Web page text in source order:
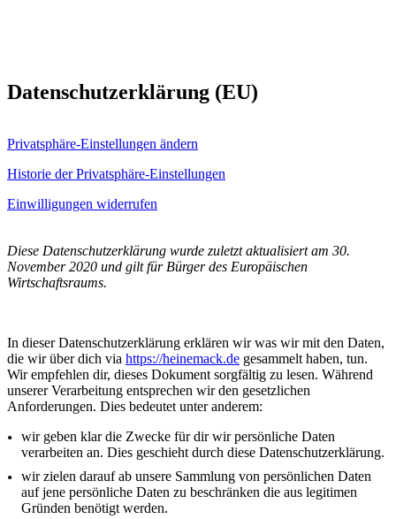
Datenschutzerklärung (EU)
Privatsphäre-Einstellungen ändern
Historie der Privatsphäre-Einstellungen
Einwilligungen widerrufen
Diese Datenschutzerklärung wurde zuletzt aktualisiert am 30.
November 2020 und gilt für Bürger des Europäischen
Wirtschaftsraums.
In dieser Datenschutzerklärung erklären wir was wir mit den Daten,
die wir über dich via https://heinemack.de gesammelt haben, tun.
Wir empfehlen dir, dieses Dokument sorgfältig zu lesen. Während
unserer Verarbeitung entsprechen wir den gesetzlichen
Anforderungen. Dies bedeutet unter anderem:
wir geben klar die Zwecke für dir wir persönliche Daten
verarbeiten an. Dies geschieht durch diese Datenschutzerklärung.
wir zielen darauf ab unsere Sammlung von persönlichen Daten
auf jene persönliche Daten zu beschränken die aus legitimen
Gründen benötigt werden.